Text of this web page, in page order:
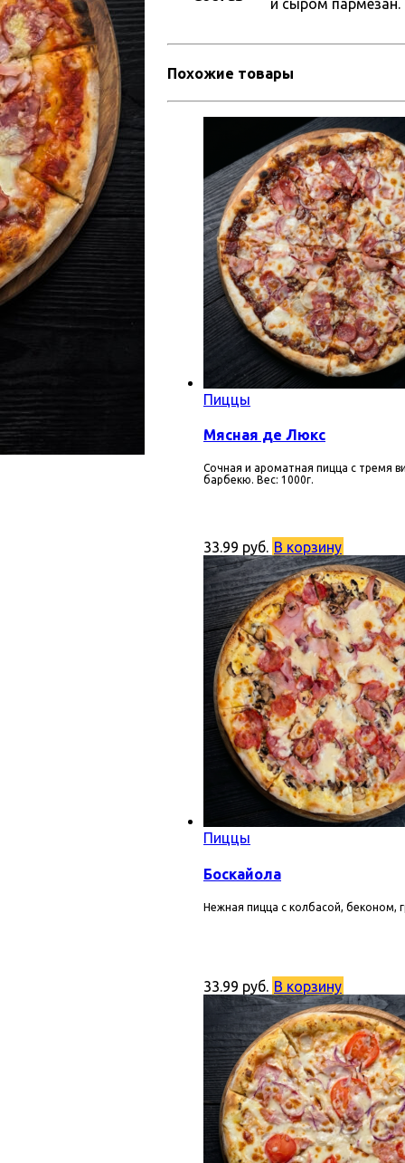
и сыром пармезан.
Похожие товары
Пиццы
Мясная де Люкс
Cочная и ароматная пицца с тремя
барбекю. Вес: 1000г.
33.99 руб. В корзину
Пиццы
Боскайола
Нежная пицца с колбасой, беконом,
33.99 руб. В корзину